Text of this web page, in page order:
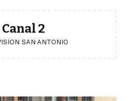
Canal 2
SAN ANTONIO